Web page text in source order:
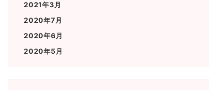
2021年3月
2020年7月
2020年6月
2020年5月